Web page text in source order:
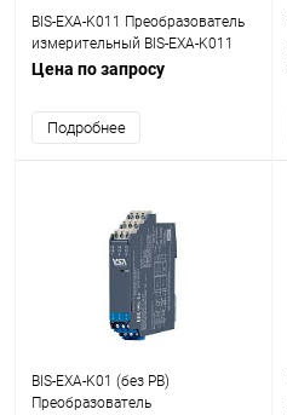
BIS-EXA-K011 Преобразователь
измерительный BIS-EXA-K011
1/2хAI (RTD+TC)
Цена по запросу
Подробнее
BIS-EXA-K01 (без PB)
Преобразователь